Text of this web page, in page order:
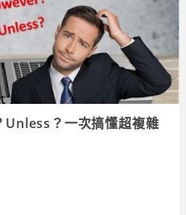
Unless？一次搞懂超複雜